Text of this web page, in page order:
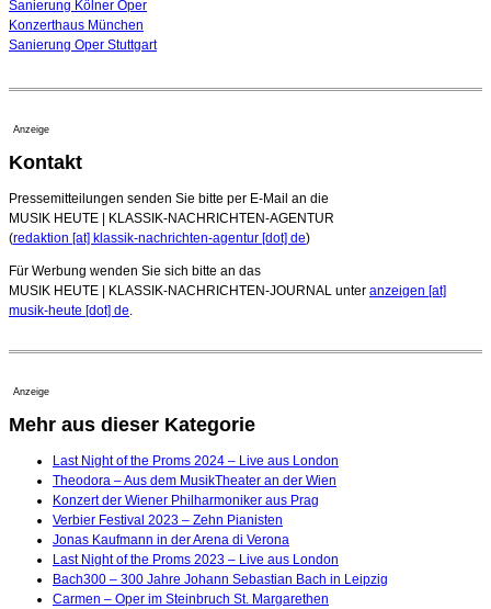
Sanierung Kölner Oper
Konzerthaus München
Sanierung Oper Stuttgart
Anzeige
Kontakt
Pressemitteilungen senden Sie bitte per E-Mail an die
MUSIK HEUTE | KLASSIK-NACHRICHTEN-AGENTUR
(redaktion [at] klassik-nachrichten-agentur [dot] de)
Für Werbung wenden Sie sich bitte an das
MUSIK HEUTE | KLASSIK-NACHRICHTEN-JOURNAL unter anzeigen [at]
musik-heute [dot] de
Anzeige
Mehr aus dieser Kategorie
Last Night of the Proms 2024 – Live aus London
Theodora – Aus dem MusikTheater an der Wien
Konzert der Wiener Philharmoniker aus Prag
Verbier Festival 2023 – Zehn Pianisten
Jonas Kaufmann in der Arena di Verona
Last Night of the Proms 2023 – Live aus London
Bach300 – 300 Jahre Johann Sebastian Bach in Leipzig
Carmen – Oper im Steinbruch St. Margarethen